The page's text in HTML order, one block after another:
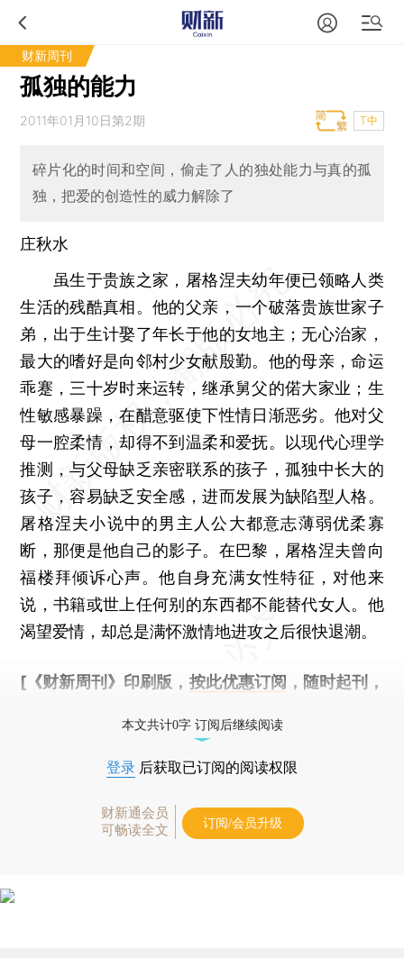
财新周刊
孤独的能力
2011年01月10日第2期 T中
碎片化的时间和空间，偷走了人的独处能力与真的孤
独，把爱的创造性的威力解除了
庄秋水
虽生于贵族之家，屠格涅夫幼年便已领略人类
生活的残酷真相。他的父亲，一个破落贵族世家子
弟，出于生计娶了年长于他的女地主；无心治家，
最大的嗜好是向邻村少女献殷勤。他的母亲，命运
乖蹇，三十岁时来运转，继承舅父的偌大家业；生
性敏感暴躁，在醋意驱使下性情日渐恶劣。他对父
母一腔柔情，却得不到温柔和爱抚。以现代心理学
推测，与父母缺乏亲密联系的孩子，孤独中长大的
孩子，容易缺乏安全感，进而发展为缺陷型人格。
屠格涅夫小说中的男主人公大都意志薄弱优柔寡
断，那便是他自己的影子。在巴黎，屠格涅夫曾向
福楼拜倾诉心声。他自身充满女性特征，对他来
说，书籍或世上任何别的东西都不能替代女人。他
渴望爱情，却总是满怀激情地进攻之后很快退潮。
[《财新周刊》印刷版， 按此优惠订阅 ，随时起刊，
本文共计0字 订阅后继续阅读
登录 后获取已订阅的阅读权限
财新通会员
可畅读全文
订阅/会员升级